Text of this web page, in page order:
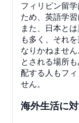
フィリピン留
ため、英語学
また、日本と
も多く、それ
なりかねませ
とされる場所
配する人もフ
せん。
海外生活に